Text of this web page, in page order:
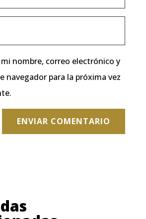
nombre, correo electrónico y
navegador para la próxima vez
ENVIAR COMENTARIO